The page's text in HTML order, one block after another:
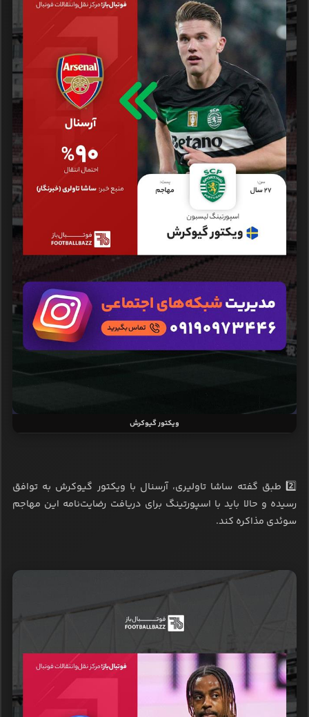
ویکتور گیوکرش
2️⃣ طبق گفته ساشا تاولیری، آرسنال با ویکتور گیوکرش به توافق
رسیده و حالا باید با اسپورتینگ برای دریافت رضایت‌نامه این مهاجم
سوئدی مذاکره کند.